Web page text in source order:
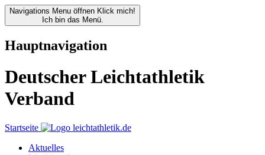
Navigations Menu öffnen Klick mich!
Ich bin das Menü.
Hauptnavigation
Deutscher Leichtathletik
Verband
Startseite
Aktuelles